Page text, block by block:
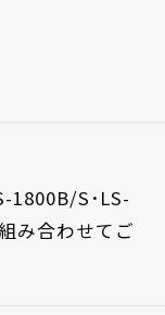
1800B/S･LS-
み合わせてご